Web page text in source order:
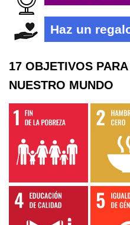
Haz un
17 OBJETIVOS
NUESTRO MUNDO